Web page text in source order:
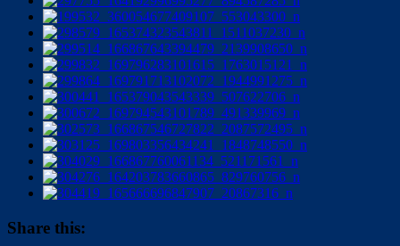
Share this: